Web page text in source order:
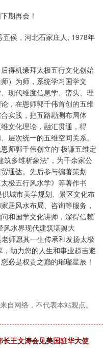
期再会！
五侯，河北石家庄人, 1978年
得机缘拜太极五行文化创始
）为师，系统学习国学文
现代维度信息学、峦头、理
，在恩师郭千伟首创的五维
实践，把五路勘测布局体
文化理论，融汇贯通，得
层次统一的五维空间关系。
师郭千伟创立的“极谦五维定
筑多维析象法”，为千余家公
通达。先后参与编著策划
极五行风水学》等著作书
城市美学规划、景区文化布
居风水布局、咨询等服务，
和国学文化讲师，深得信赖
风水界现代建筑堪舆大
师愿其一生传承和发扬太极
助力您的人生和事业趋吉避
必是权贵之巅的璀璨星辰！
自网络，不代表本站观点。
王文涛会见美国驻华大使